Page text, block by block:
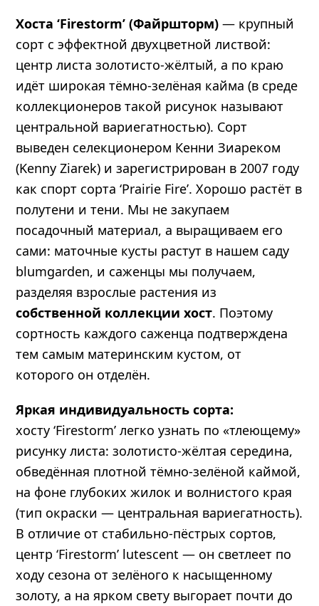
Хоста ‘Firestorm’ (Файршторм) — крупный
сорт с эффектной двухцветной листвой:
центр листа золотисто-жёлтый, а по краю
идёт широкая тёмно-зелёная кайма (в среде
коллекционеров такой рисунок называют
центральной вариегатностью). Сорт
выведен селекционером Кенни Зиареком
(Kenny Ziarek) и зарегистрирован в 2007 году
как спорт сорта ‘Prairie Fire’. Хорошо растёт в
полутени и тени. Мы не закупаем
посадочный материал, а выращиваем его
сами: маточные кусты растут в нашем саду
blumgarden, и саженцы мы получаем,
разделяя взрослые растения из
собственной коллекции хост. Поэтому
сортность каждого саженца подтверждена
тем самым материнским кустом, от
которого он отделён.
Яркая индивидуальность сорта:
хосту ‘Firestorm’ легко узнать по «тлеющему»
рисунку листа: золотисто-жёлтая середина,
обведённая плотной тёмно-зелёной каймой,
на фоне глубоких жилок и волнистого края
(тип окраски — центральная вариегатность).
В отличие от стабильно-пёстрых сортов,
центр ‘Firestorm’ lutescent — он светлеет по
ходу сезона от зелёного к насыщенному
золоту, а на ярком свету выгорает почти до